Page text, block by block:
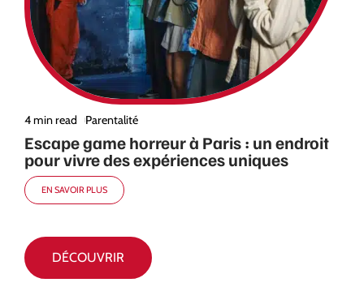
4 min read Parentalité
Escape game horreur à Paris : un endroit
pour vivre des expériences uniques
EN SAVOIR PLUS
DÉCOUVRIR